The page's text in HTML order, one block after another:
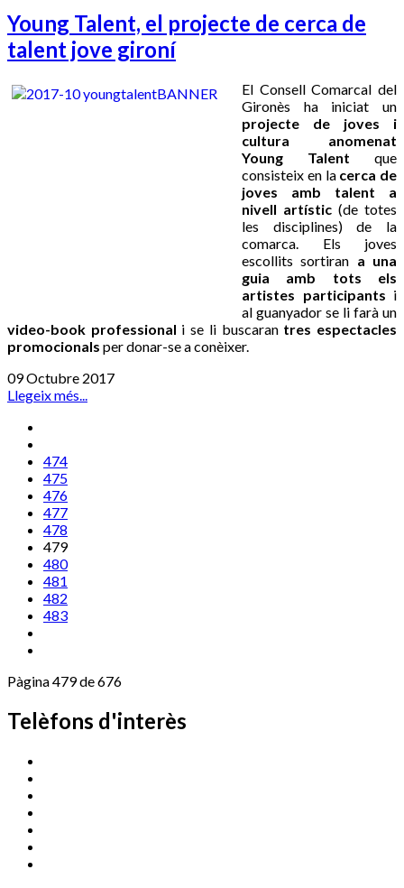
Young Talent, el projecte de cerca de
talent jove gironí
El Consell Comarcal del
Gironès ha iniciat un
projecte de joves i
cultura anomenat
Young Talent que
consisteix en la cerca de
joves amb talent a
nivell artístic (de totes
les disciplines) de la
comarca. Els joves
escollits sortiran a una
guia amb tots els
artistes participants i
al guanyador se li farà un
video-book professional i se li buscaran tres espectacles
promocionals per donar-se a conèixer.
09 Octubre 2017
Llegeix més...
474
475
476
477
478
479
480
481
482
483
Pàgina 479 de 676
Telèfons d'interès